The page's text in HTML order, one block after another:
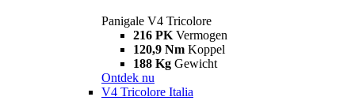
Panigale V4 Tricolore
216 PK Vermogen
120,9 Nm Koppel
188 Kg Gewicht
Ontdek nu
V4 Tricolore Italia